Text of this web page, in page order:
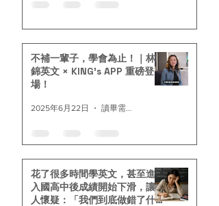
不補一輩子，學會為止！｜林
錦英文 × KING’s APP 重磅登
場！
2025年6月22日
花了很多時間學英文，甚至進
入國高中後成績開始下滑，讓
人懷疑：「我們到底做錯了什